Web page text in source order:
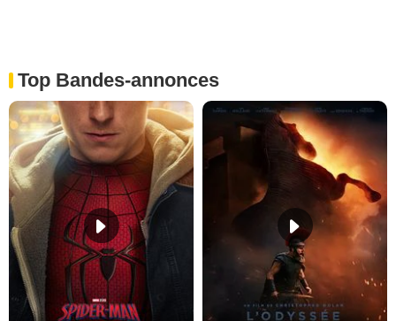
Top Bandes-annonces